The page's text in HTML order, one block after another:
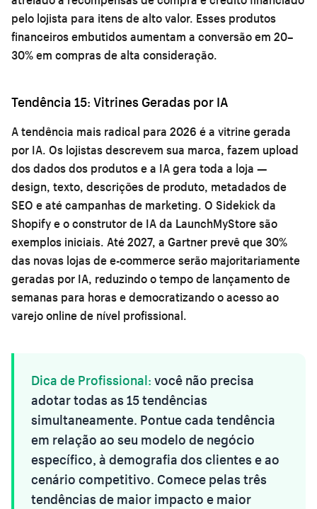
pelo lojista para itens de alto valor. Esses produtos
financeiros embutidos aumentam a conversão em 20–
30% em compras de alta consideração.
Tendência 15: Vitrines Geradas por IA
A tendência mais radical para 2026 é a vitrine gerada
por IA. Os lojistas descrevem sua marca, fazem upload
dos dados dos produtos e a IA gera toda a loja —
design, texto, descrições de produto, metadados de
SEO e até campanhas de marketing. O Sidekick da
Shopify e o construtor de IA da LaunchMyStore são
exemplos iniciais. Até 2027, a Gartner prevê que 30%
das novas lojas de e-commerce serão majoritariamente
geradas por IA, reduzindo o tempo de lançamento de
semanas para horas e democratizando o acesso ao
varejo online de nível profissional.
Dica de Profissional: você não precisa
adotar todas as 15 tendências
simultaneamente. Pontue cada tendência
em relação ao seu modelo de negócio
específico, à demografia dos clientes e ao
cenário competitivo. Comece pelas três
tendências de maior impacto e maior